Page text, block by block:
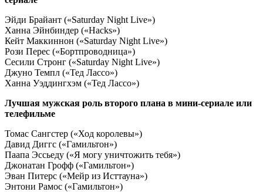
Эйди Брайант («Saturday Night Live»)
Ханна Эйнбиндер («Hacks»)
Кейт Маккиннон («Saturday Night Live»)
Рози Перес («Бортпроводница»)
Сесили Стронг («Saturday Night Live»)
Джуно Темпл («Тед Лассо»)
Ханна Уэддингхэм («Тед Лассо»)
Лучшая мужская роль второго плана в мини-сериале или
телефильме
Томас Сангстер («Ход королевы»)
Давид Диггс («Гамильтон»)
Паапа Эссьеду («Я могу уничтожить тебя»)
Джонатан Грофф («Гамильтон»)
Эван Питерс («Мейр из Исттауна»)
Энтони Рамос («Гамильтон»)